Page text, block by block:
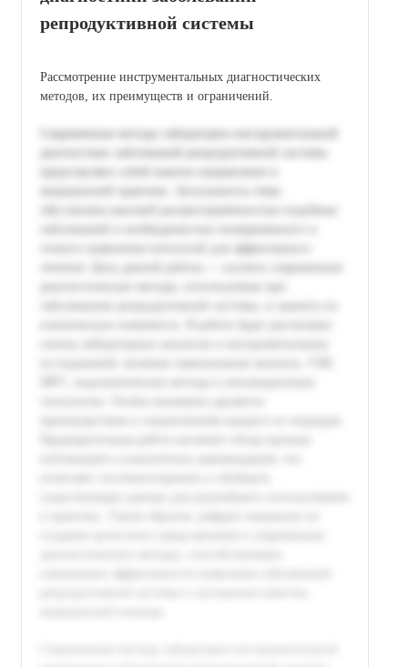
репродуктивной системы
Рассмотрение инструментальных диагностических
методов, их преимуществ и ограничений.